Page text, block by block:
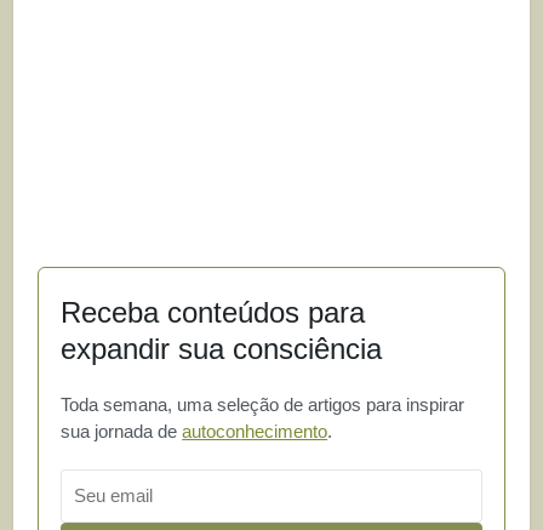
Receba conteúdos para
expandir sua consciência
Toda semana, uma seleção de artigos para inspirar
sua jornada deautoconhecimento.